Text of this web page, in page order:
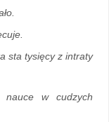
sta tysięcy z intraty
nauce w cudzych